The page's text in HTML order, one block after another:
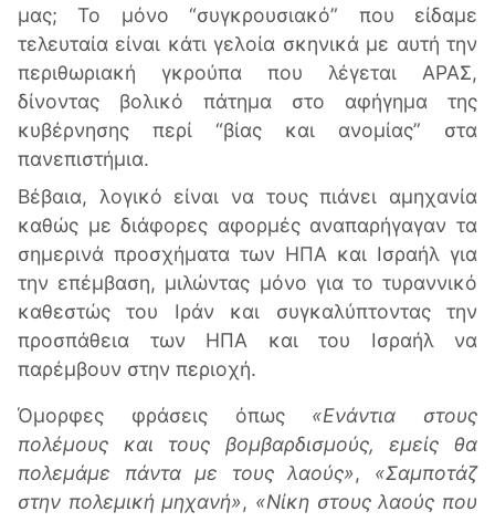
μας; Το μόνο “συγκρουσιακό” που είδαμε
τελευταία είναι κάτι γελοία σκηνικά με αυτή την
περιθωριακή γκρούπα που λέγεται ΑΡΑΣ,
δίνοντας βολικό πάτημα στο αφήγημα της
κυβέρνησης περί “βίας και ανομίας” στα
πανεπιστήμια.
Βέβαια, λογικό είναι να τους πιάνει αμηχανία
καθώς με διάφορες αφορμές αναπαρήγαγαν τα
σημερινά προσχήματα των ΗΠΑ και Ισραήλ για
την επέμβαση, μιλώντας μόνο για το τυραννικό
καθεστώς του Ιράν και συγκαλύπτοντας την
προσπάθεια των ΗΠΑ και του Ισραήλ να
παρέμβουν στην περιοχή.
Όμορφες φράσεις όπως «Ενάντια στους
πολέμους και τους βομβαρδισμούς, εμείς θα
πολεμάμε πάντα με τους λαούς», «Σαμποτάζ
στην πολεμική μηχανή», «Νίκη στους λαούς που